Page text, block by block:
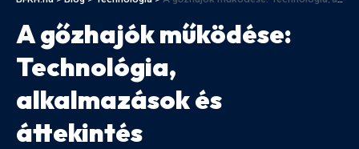
A gőzhajók működése:
Technológia,
alkalmazások és
áttekintés